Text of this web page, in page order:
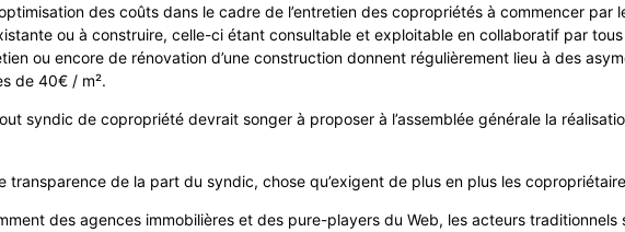
des coûts dans le cadre de l’entretien des copropriétés à commencer par
ou à construire, celle-ci étant consultable et exploitable en collaboratif par
ou encore de rénovation d’une construction donnent régulièrement lieu à des
de 40€ / m².
syndic de copropriété devrait songer à proposer à l’assemblée générale la
transparence de la part du syndic, chose qu’exigent de plus en plus les
des agences immobilières et des pure-players du Web, les acteurs traditionnels